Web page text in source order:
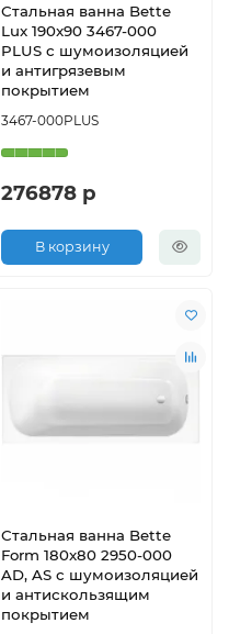
Стальная ванна Bette
Lux 190x90 3467-000
PLUS с шумоизоляцией
и антигрязевым
покрытием
3467-000PLUS
276878 р
В корзину
Стальная ванна Bette
Form 180x80 2950-000
AD, AS с шумоизоляцией
и антискользящим
покрытием